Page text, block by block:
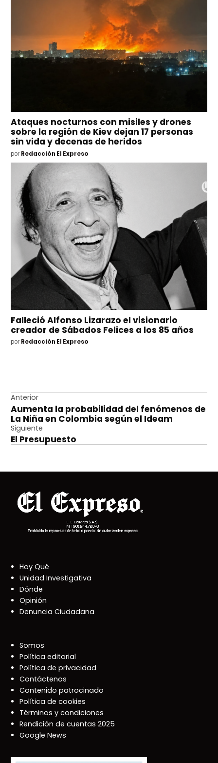
Ataques nocturnos con misiles y drones
sobre la región de Kiev dejan 17 personas
sin vida y decenas de heridos
por Redacción El Expreso
Falleció Alfonso Lizarazo el visionario
creador de Sábados Felices a los 85 años
por Redacción El Expreso
Navegación
de
entradas
Anterior
Aumenta la probabilidad del fenómenos de
La Niña en Colombia según el Ideam
Siguiente
El Presupuesto
Hoy Qué
Unidad Investigativa
Dónde
Opinión
Denuncia Ciudadana
Somos
Política editorial
Política de privacidad
Contáctenos
Contenido patrocinado
Política de cookies
Términos y condiciones
Rendición de cuentas 2025
Google News